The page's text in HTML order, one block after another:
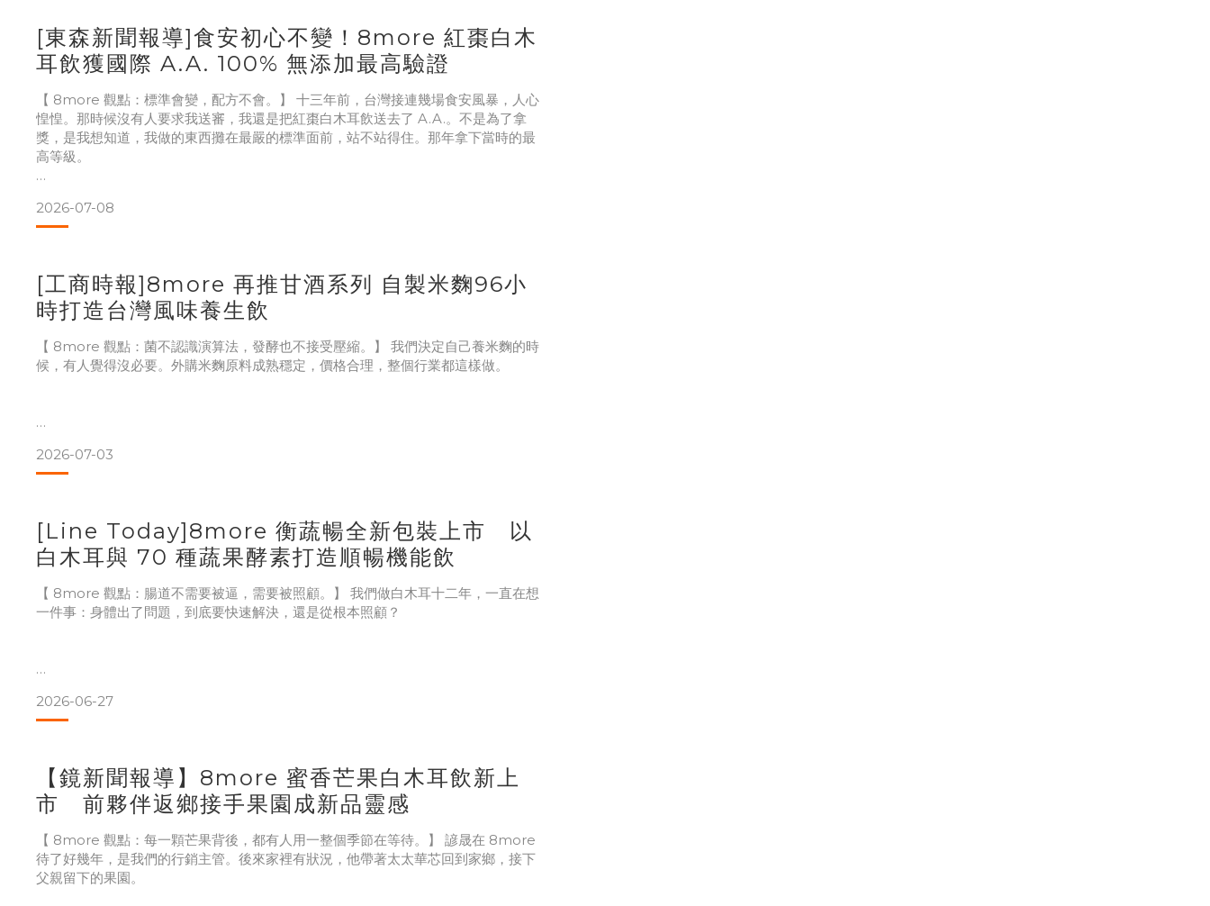
[東森新聞報導]食安初心不變！8more 紅棗白木
耳飲獲國際 A.A. 100% 無添加最高驗證
【 8more 觀點：標準會變，配方不會。】 十三年前，台灣接連幾場食安風暴，人心
惶惶。那時候沒有人要求我送審，我還是把紅棗白木耳飲送去了 A.A.。不是為了拿
獎，是我想知道，我做的東西攤在最嚴的標準面前，站不站得住。那年拿下當時的最
高等級。
FDA 列的每一項添加物都排除掉，一項都不能留。我又把同一瓶飲料送了進去。
樣，今天還是這樣。
2026-07-08
[工商時報]8more 再推甘酒系列 自製米麴96小
時打造台灣風味養生飲
【 8more 觀點：菌不認識演算法，發酵也不接受壓縮。】 我們決定自己養米麴的時
候，有人覺得沒必要。外購米麴原料成熟穩定，價格合理，整個行業都這樣做。
控溫，守候，等那批白色菌絲長好，散出栗子香，才算完成這一批。中途超過 45
度，整批可能報廢。
AI 時代什麼都在變快，行銷幾秒鐘出來，內容幾分鐘生成。但甘酒快不了。96 小時
就是 96 小時，沒有捷徑，沒有替代方案。
2026-07-03
[Line Today]8more 衡蔬暢全新包裝上市 以
白木耳與 70 種蔬果酵素打造順暢機能飲
【 8more 觀點：腸道不需要被逼，需要被照顧。】 我們做白木耳十二年，一直在想
一件事：身體出了問題，到底要快速解決，還是從根本照顧？
就不會自己動了。長期依賴刺激性瀉劑，反而可能讓身體更難回到自己的節奏。
衡蔬暢不是這個邏輯。70 種天然蔬果酵素加上新鮮白木耳的膠質與膳食纖維，是想幫
腸道重新整理環境，讓身體有能力自己運作起來。慢一點，但是真的。
我們把這件事叫做「非強迫式輕盈」。不急，讓腸道自己來。—
2026-06-27
【鏡新聞報導】8more 蜜香芒果白木耳飲新上
市 前夥伴返鄉接手果園成新品靈感
【 8more 觀點：每一顆芒果背後，都有人用一整個季節在等待。】 諺晟在 8more
待了好幾年，是我們的行銷主管。後來家裡有狀況，他帶著太太華芯回到家鄉，接下
父親留下的果園。